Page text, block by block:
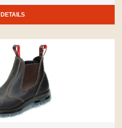
DETAILS